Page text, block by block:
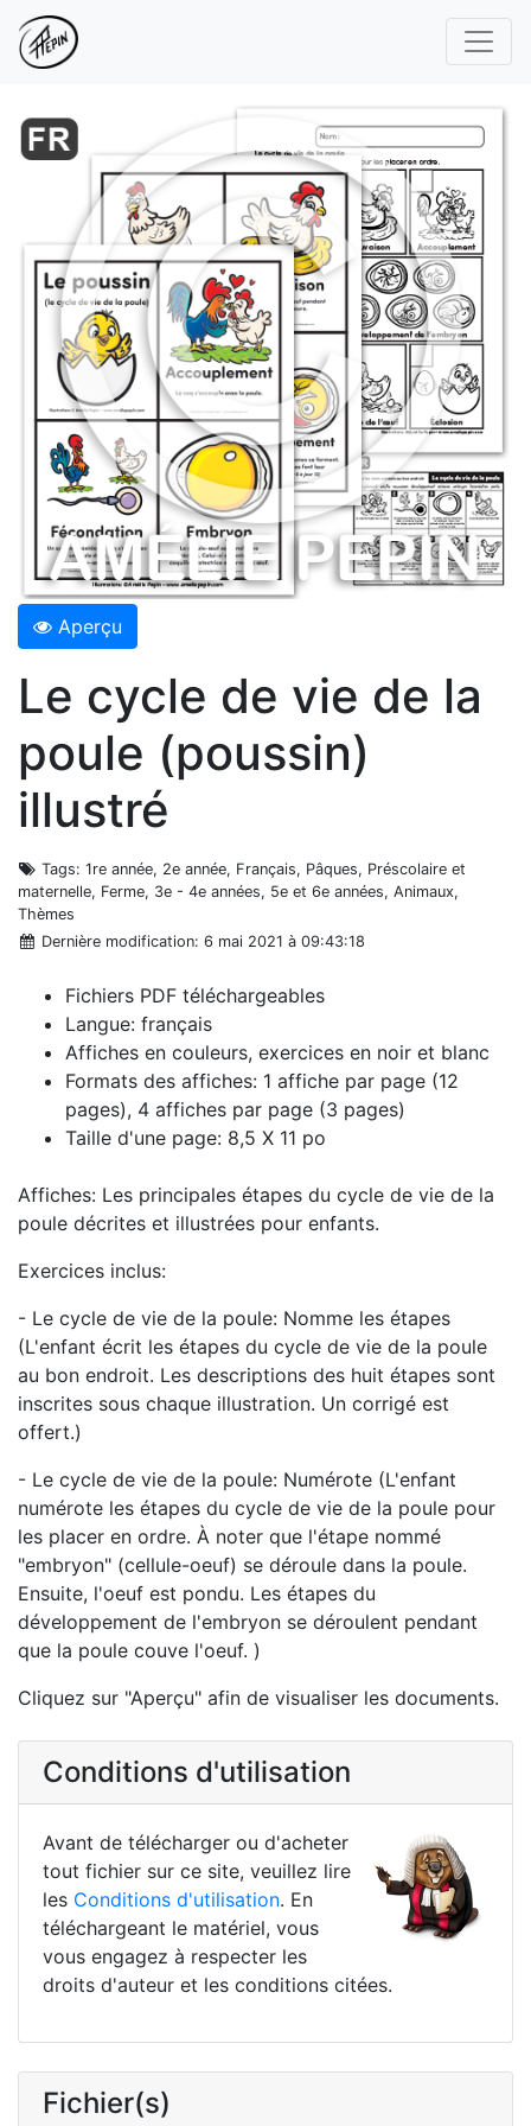
Aperçu
Le cycle de vie de la
poule (poussin)
illustré
Tags: 1re année, 2e année, Français, Pâques, Préscolaire et
maternelle, Ferme, 3e - 4e années, 5e et 6e années, Animaux,
Thèmes
Dernière modification: 6 mai 2021 à 09:43:18
Fichiers PDF téléchargeables
Langue: français
Affiches en couleurs, exercices en noir et blanc
Formats des affiches: 1 affiche par page (12
pages), 4 affiches par page (3 pages)
Taille d'une page: 8,5 X 11 po
Affiches: Les principales étapes du cycle de vie de la
poule décrites et illustrées pour enfants.
Exercices inclus:
- Le cycle de vie de la poule: Nomme les étapes
(L'enfant écrit les étapes du cycle de vie de la poule
au bon endroit. Les descriptions des huit étapes sont
inscrites sous chaque illustration. Un corrigé est
offert.)
- Le cycle de vie de la poule: Numérote (L'enfant
numérote les étapes du cycle de vie de la poule pour
les placer en ordre. À noter que l'étape nommé
"embryon" (cellule-oeuf) se déroule dans la poule.
Ensuite, l'oeuf est pondu. Les étapes du
développement de l'embryon se déroulent pendant
que la poule couve l'oeuf. )
Cliquez sur "Aperçu" afin de visualiser les documents.
Conditions d'utilisation
Avant de télécharger ou d'acheter
tout fichier sur ce site, veuillez lire
les Conditions d'utilisation. En
téléchargeant le matériel, vous
vous engagez à respecter les
droits d'auteur et les conditions citées.
Fichier(s)